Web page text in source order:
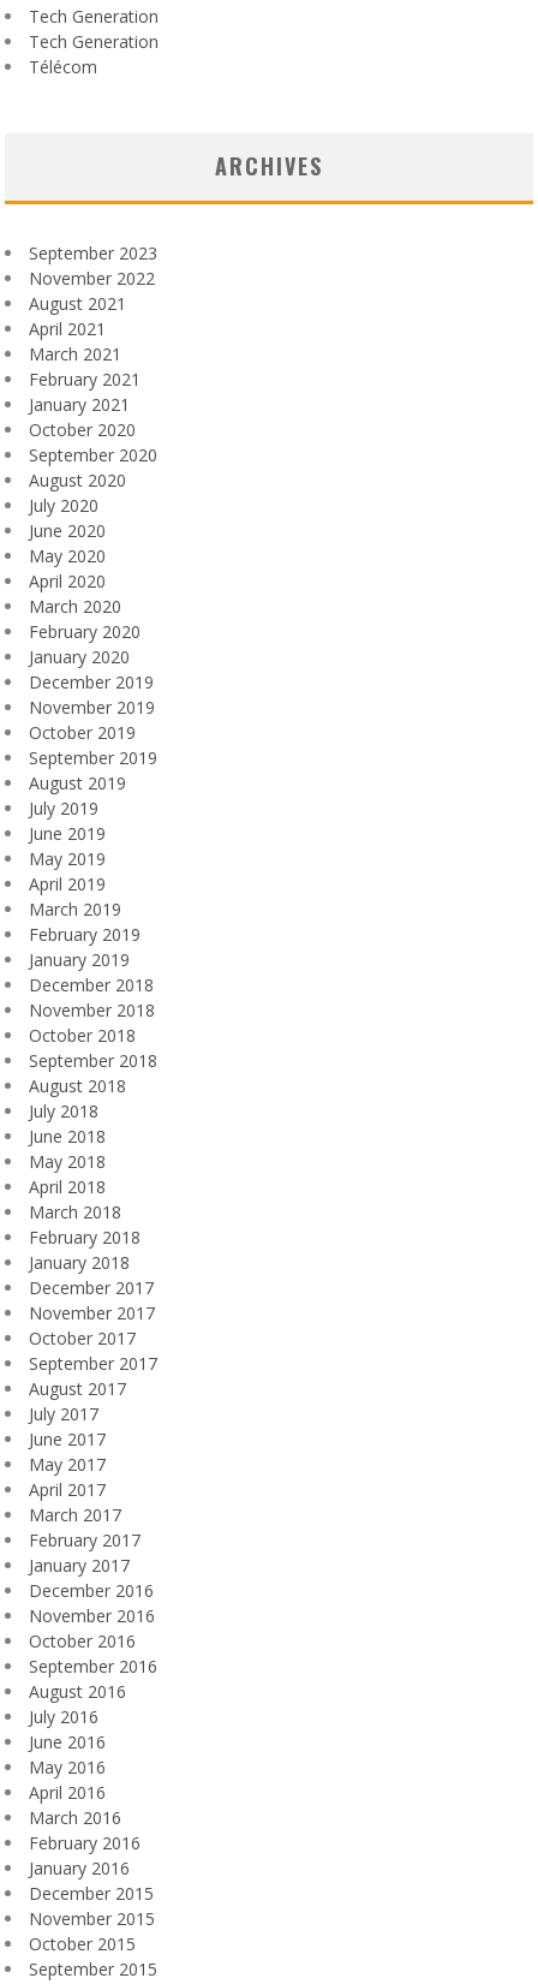
Tech Generation
Tech Generation
Télécom
ARCHIVES
September 2023
November 2022
August 2021
April 2021
March 2021
February 2021
January 2021
October 2020
September 2020
August 2020
July 2020
June 2020
May 2020
April 2020
March 2020
February 2020
January 2020
December 2019
November 2019
October 2019
September 2019
August 2019
July 2019
June 2019
May 2019
April 2019
March 2019
February 2019
January 2019
December 2018
November 2018
October 2018
September 2018
August 2018
July 2018
June 2018
May 2018
April 2018
March 2018
February 2018
January 2018
December 2017
November 2017
October 2017
September 2017
August 2017
July 2017
June 2017
May 2017
April 2017
March 2017
February 2017
January 2017
December 2016
November 2016
October 2016
September 2016
August 2016
July 2016
June 2016
May 2016
April 2016
March 2016
February 2016
January 2016
December 2015
November 2015
October 2015
September 2015